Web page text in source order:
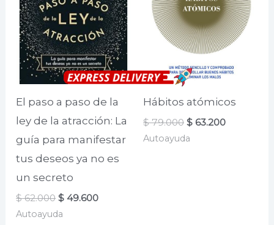
El paso a paso de la
ley de la atracción: La
guía para manifestar
tus deseos ya no es
un secreto
$62.000 El
original
$ 49.600El
Autoayuda
Hábitos atómicos
$79.000 El
original
$ 63.200El
Autoayuda